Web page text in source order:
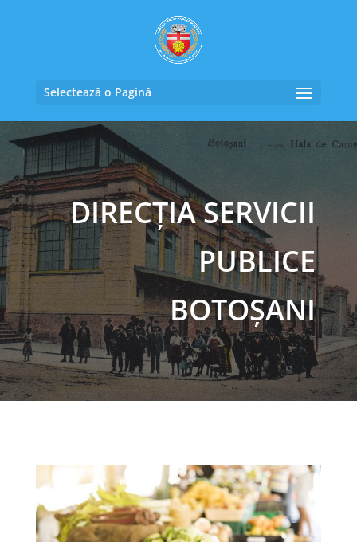
Selectează o Pagină
DIRECȚIA SERVICII
PUBLICE
BOTOȘANI